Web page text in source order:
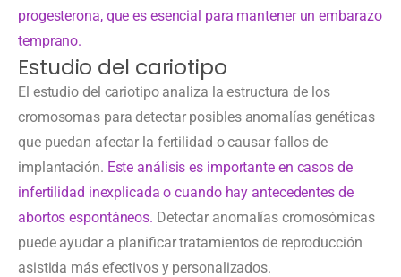
progesterona, que es esencial para mantener un embarazo
temprano.
Estudio del cariotipo
El estudio del cariotipo analiza la estructura de los
cromosomas para detectar posibles anomalías genéticas
que puedan afectar la fertilidad o causar fallos de
implantación. Este análisis es importante en casos de
infertilidad inexplicada o cuando hay antecedentes de
abortos espontáneos. Detectar anomalías cromosómicas
puede ayudar a planificar tratamientos de reproducción
asistida más efectivos y personalizados.